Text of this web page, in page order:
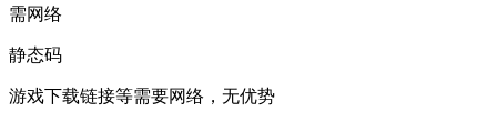
需网络
静态码
游戏下载链接等需要网络，无优势